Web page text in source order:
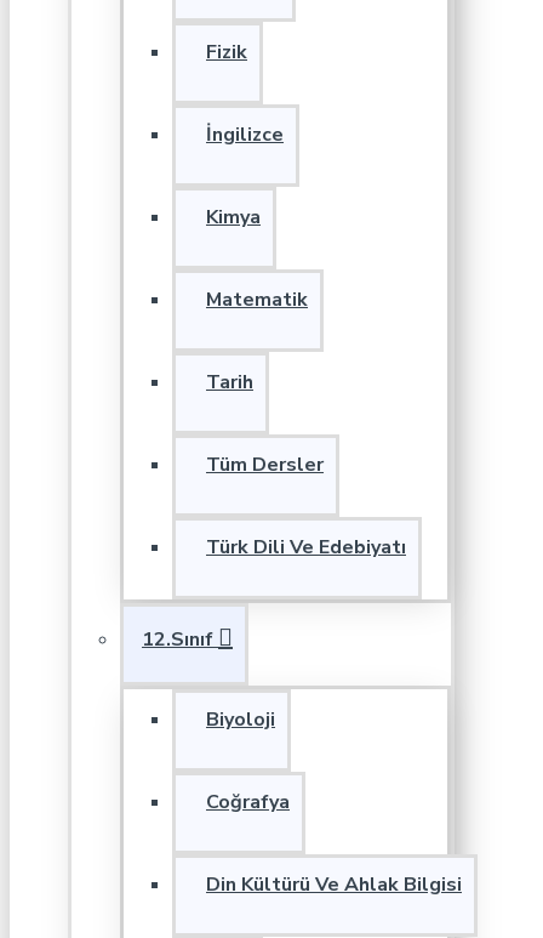
Fizik
İngilizce
Kimya
Matematik
Tarih
Tüm Dersler
Türk Dili Ve Edebiyatı
12.Sınıf
Biyoloji
Coğrafya
Din Kültürü Ve Ahlak Bilgisi